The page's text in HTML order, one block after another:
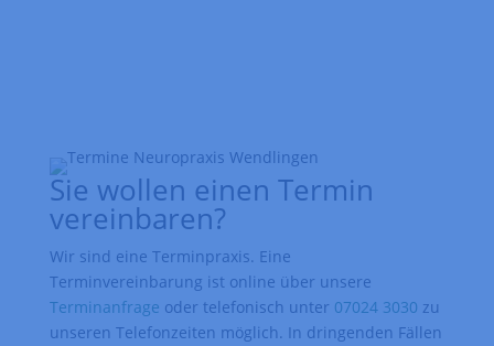
Sie wollen einen Termin
vereinbaren?
Wir sind eine Terminpraxis. Eine
Terminvereinbarung ist online über unsere
Terminanfrage oder telefonisch unter 07024 3030 zu
unseren Telefonzeiten möglich. In dringenden Fällen